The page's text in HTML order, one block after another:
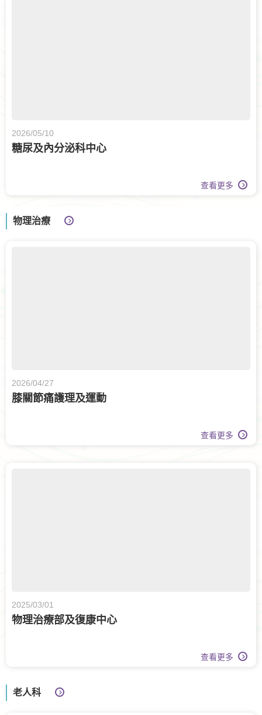
2026/05/10
糖尿及內分泌科中心
查看更多
物理治療
2026/04/27
膝關節痛護理及運動
查看更多
2025/03/01
物理治療部及復康中心
查看更多
老人科